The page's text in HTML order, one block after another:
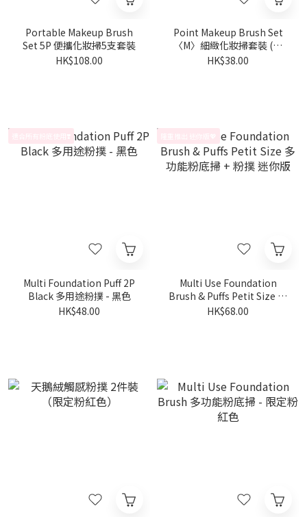
Portable Makeup Brush
Set 5P 便攜化妝掃5支套裝
HK$108.00
Point Makeup Brush Set
〈M〉細緻化妝掃套裝 (中
碼)
HK$38.00
Multi Foundation Puff 2P
Black 多用途粉撲 - 黑色
HK$48.00
Multi Use Foundation
Brush & Puffs Petit Size 多
功能粉底掃 + 粉撲 迷你版
HK$68.00